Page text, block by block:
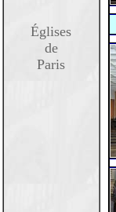
Églises
de
Paris